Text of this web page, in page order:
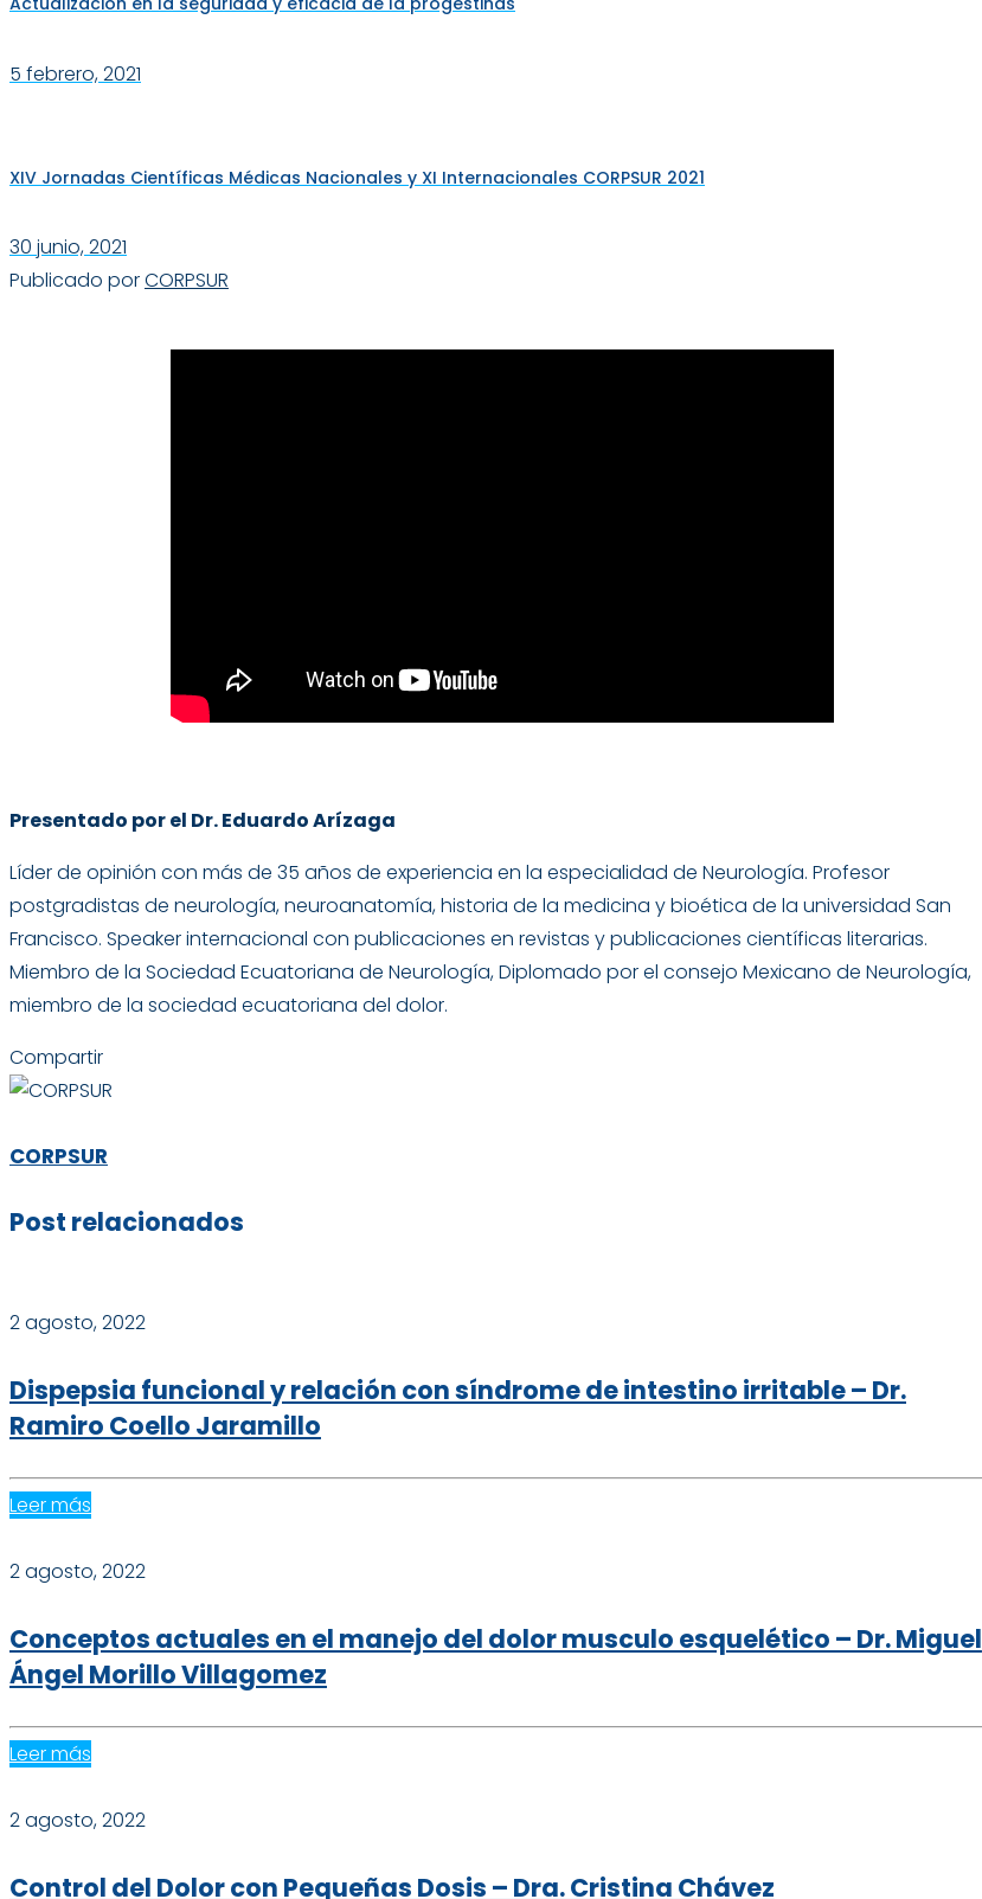
5 febrero, 2021
XIV Jornadas Científicas Médicas Nacionales y XI Internacionales CORPSUR 2021
30 junio, 2021
Publicado porCORPSUR
Presentado por el Dr. Eduardo Arízaga
Líder de opinión con más de 35 años de experiencia en la especialidad de Neurología. Profesor
postgradistas de neurología, neuroanatomía, historia de la medicina y bioética de la universidad San
Francisco. Speaker internacional con publicaciones en revistas y publicaciones científicas literarias.
Miembro de la Sociedad Ecuatoriana de Neurología, Diplomado por el consejo Mexicano de Neurología,
miembro de la sociedad ecuatoriana del dolor.
Compartir
CORPSUR
Post relacionados
2 agosto, 2022
Dispepsia funcional y relación con síndrome de intestino irritable – Dr.
Ramiro Coello Jaramillo
Leer más
2 agosto, 2022
Conceptos actuales en el manejo del dolor musculo esquelético – Dr. Miguel
Ángel Morillo Villagomez
Leer más
2 agosto, 2022
Control del Dolor con Pequeñas Dosis – Dra. Cristina Chávez